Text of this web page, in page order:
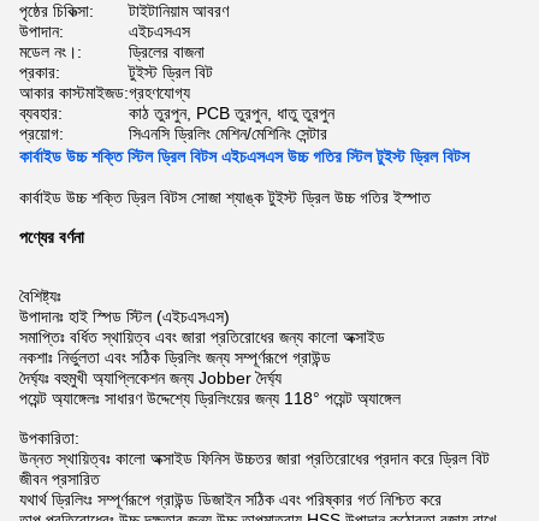
পৃষ্ঠের চিকিত্সা:
টাইটানিয়াম আবরণ
উপাদান:
এইচএসএস
মডেল নং।:
ড্রিলের বাজনা
প্রকার:
টুইস্ট ড্রিল বিট
আকার কাস্টমাইজড:গ্রহণযোগ্য
ব্যবহার:
কাঠ তুরপুন, PCB তুরপুন, ধাতু তুরপুন
প্রয়োগ:
সিএনসি ড্রিলিং মেশিন/মেশিনিং সেন্টার
কার্বাইড উচ্চ শক্তি স্টিল ড্রিল বিটস এইচএসএস উচ্চ গতির স্টিল টুইস্ট ড্রিল বিটস
কার্বাইড উচ্চ শক্তি ড্রিল বিটস সোজা শ্যাঙ্ক টুইস্ট ড্রিল উচ্চ গতির ইস্পাত
পণ্যের বর্ণনা
বৈশিষ্ট্যঃ
উপাদানঃ হাই স্পিড স্টিল (এইচএসএস)
সমাপ্তিঃ বর্ধিত স্থায়িত্ব এবং জারা প্রতিরোধের জন্য কালো অক্সাইড
নকশাঃ নির্ভুলতা এবং সঠিক ড্রিলিং জন্য সম্পূর্ণরূপে গ্রাউন্ড
দৈর্ঘ্যঃ বহুমুখী অ্যাপ্লিকেশন জন্য Jobber দৈর্ঘ্য
পয়েন্ট অ্যাঙ্গেলঃ সাধারণ উদ্দেশ্যে ড্রিলিংয়ের জন্য 118° পয়েন্ট অ্যাঙ্গেল
উপকারিতা:
উন্নত স্থায়িত্বঃ কালো অক্সাইড ফিনিস উচ্চতর জারা প্রতিরোধের প্রদান করে ড্রিল বিট
জীবন প্রসারিত
যথার্থ ড্রিলিংঃ সম্পূর্ণরূপে গ্রাউন্ড ডিজাইন সঠিক এবং পরিষ্কার গর্ত নিশ্চিত করে